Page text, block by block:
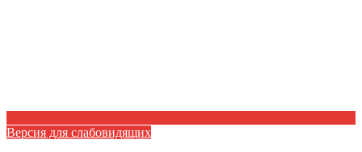
Версия для слабовидящих